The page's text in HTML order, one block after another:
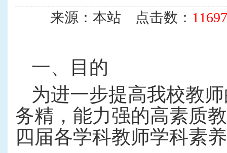
来源：本站 点击数： 11697
一、目的
为进一步提高我校教
务精，能力强的高素质
四届各学科教师学科素